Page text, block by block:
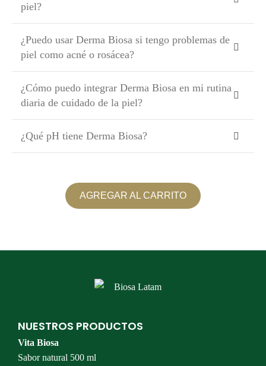
piel?
¿Puedo usar Derma Biosa si tengo problemas de
piel como acné o rosácea?
¿Cómo puedo integrar Derma Biosa en mi rutina
diaria de cuidado de la piel?
¿Qué pH tiene Derma Biosa?
AGREGAR AL CARRITO
NUESTROS PRODUCTOS
Vita Biosa
Sabor natural 500 ml